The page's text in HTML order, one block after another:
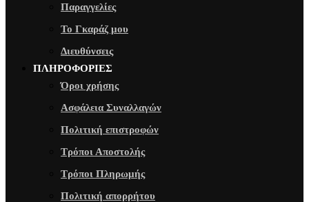
Παραγγελίες
Το Γκαράζ μου
Διευθύνσεις
ΠΛΗΡΟΦΟΡΙΕΣ
Όροι χρήσης
Ασφάλεια Συναλλαγών
Πολιτική επιστροφών
Τρόποι Αποστολής
Τρόποι Πληρωμής
Πολιτική απορρήτου